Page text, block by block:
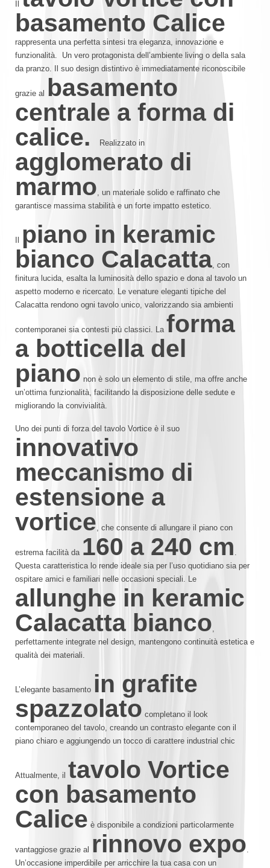
basamento Calice
rappresenta una perfetta sintesi tra eleganza, innovazione e
funzionalità. Un vero protagonista dell’ambiente living o della sala
da pranzo. Il suo design distintivo è immediatamente riconoscibile
grazie al basamento
centrale a forma di
calice.
Realizzato in
agglomerato di
marmo , un materiale solido e raffinato che
garantisce massima stabilità e un forte impatto estetico.
piano in keramic
bianco Calacatta , con
finitura lucida, esalta la luminosità dello spazio e dona al tavolo un
aspetto moderno e ricercato. Le venature eleganti tipiche del
Calacatta rendono ogni tavolo unico, valorizzando sia ambienti
contemporanei sia contesti più classici. La forma
a botticella del
piano non è solo un elemento di stile, ma offre anche
un’ottima funzionalità, facilitando la disposizione delle sedute e
migliorando la convivialità.
Uno dei punti di forza del tavolo Vortice è il suo
innovativo
meccanismo di
estensione a
vortice , che consente di allungare il piano con
estrema facilità da 160 a 240 cm
Questa caratteristica lo rende ideale sia per l’uso quotidiano sia per
ospitare amici e familiari nelle occasioni speciali. Le
allunghe in keramic
Calacatta bianco
perfettamente integrate nel design, mantengono continuità estetica e
qualità dei materiali.
L’elegante basamento in grafite
spazzolato completano il look
contemporaneo del tavolo, creando un contrasto elegante con il
piano chiaro e aggiungendo un tocco di carattere industrial chic
Attualmente, il tavolo Vortice
con basamento
Calice è disponibile a condizioni particolarmente
vantaggiose grazie al rinnovo expo
Un’occasione imperdibile per arricchire la tua casa con un